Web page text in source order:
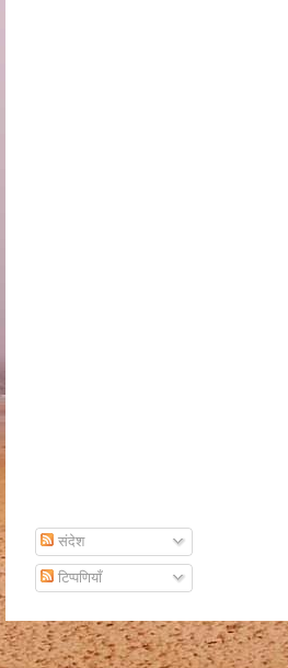
संदेश
टिप्पणियाँ